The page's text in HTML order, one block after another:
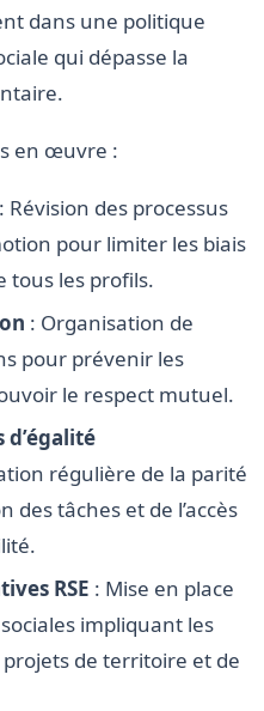
dans une politique
qui dépasse la
en œuvre :
: Révision des processus
pour limiter les biais
tous les profils.
: Organisation de
pour prévenir les
le respect mutuel.
régulière de la parité
tâches et de l’accès
RSE : Mise en place
impliquant les
de territoire et de